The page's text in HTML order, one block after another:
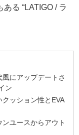
る “LATIGO / ラ
にアップデートさ
ン
ッション性とEVA
ユースからアウト